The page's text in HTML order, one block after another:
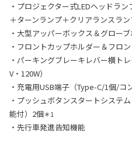
・プロジェクター式LEDヘッドラ
＋ターンランプ＋クリアランスラ
・大型アッパーボックス＆グローブ
・フロントカップホルダー＆フロ
・パーキングブレーキレバー横ト
V・120W）
・充電用USB端子（Type-C/1個/コ
・プッシュボタンスタートシステ
能付）2個＊1
・先行車発進告知機能